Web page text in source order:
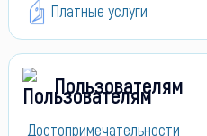
Платные услуги
Пользователям
Достопримечательности